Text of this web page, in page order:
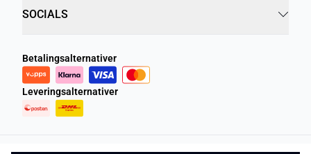
SOCIALS
Betalingsalternativer
Leveringsalternativer